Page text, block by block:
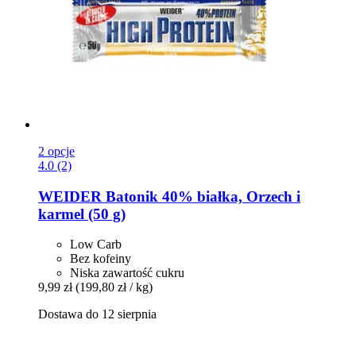
2 opcje
4.0 (2)
WEIDER Batonik 40% białka, Orzech i
karmel (50 g)
Low Carb
Bez kofeiny
Niska zawartość cukru
9,99 zł (199,80 zł / kg)
Dostawa do 12 sierpnia